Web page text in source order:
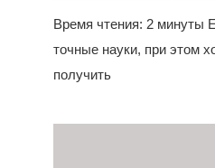
Время чтения: 2 минуты
точные науки, при этом
получить